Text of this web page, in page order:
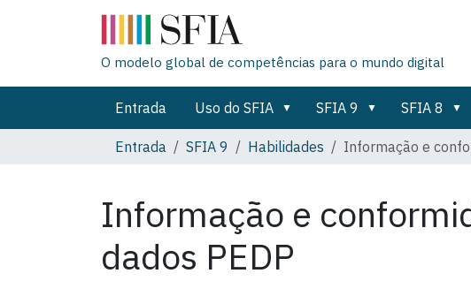
O modelo global de competências para o mundo digital
Entrada Uso do SFIA SFIA 9 SFIA 8
Entrada
SFIA 9 Habilidades Informação e
Informação e
dados PEDP